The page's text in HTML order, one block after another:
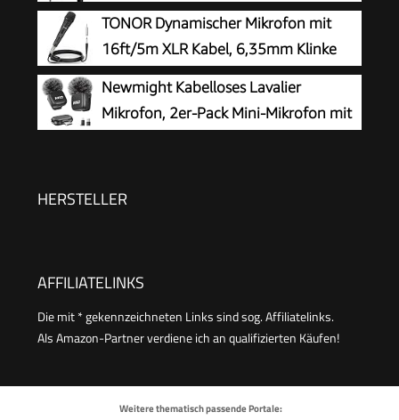
mit Mute, Gain, Monitoring, Pop-Filter
für Streaming, Podcast, Twitch, YouTube,
Discord, PC, Computer, PS4&5, Mac, DGM20，
Schwarz
TONOR Dynamischer Mikrofon mit
16ft/5m XLR Kabel, 6,35mm Klinke
Handmikrofon Microphone
kompatibel mit Karaoke Maschine, für Bühne,
Studio, KTV & Heimgebrauch Audio
Newmight Kabelloses Lavalier
Mikrofon, 2er-Pack Mini-Mikrofon mit
Videoaufnahmen, TikTok, YouTube
HERSTELLER
AFFILIATELINKS
Die mit * gekennzeichneten Links sind sog. Affiliatelinks.
Als Amazon-Partner verdiene ich an qualifizierten Käufen!
Weitere thematisch passende Portale: